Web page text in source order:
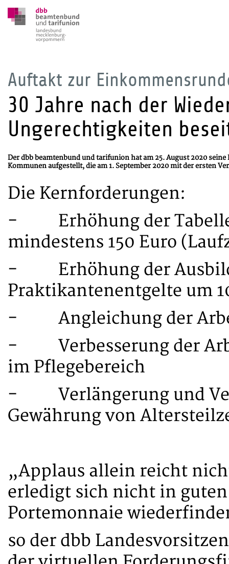
Auftakt zur
30 Jahre nach der
Ungerechtigkeiten
Der dbb beamtenbund und tarifunion hat am 25. August 2020
Kommunen aufgestellt, die am 1. September 2020 mit der ersten
Die Kernforderungen:
- Erhöhung der
mindestens 150 Euro
- Erhöhung der
Praktikantenentgelte um
- Angleichung der
- Verbesserung der
im Pflegebereich
- Verlängerung und
Gewährung von
„Applaus allein reicht
erledigt sich nicht in
Portemonnaie
so der dbb